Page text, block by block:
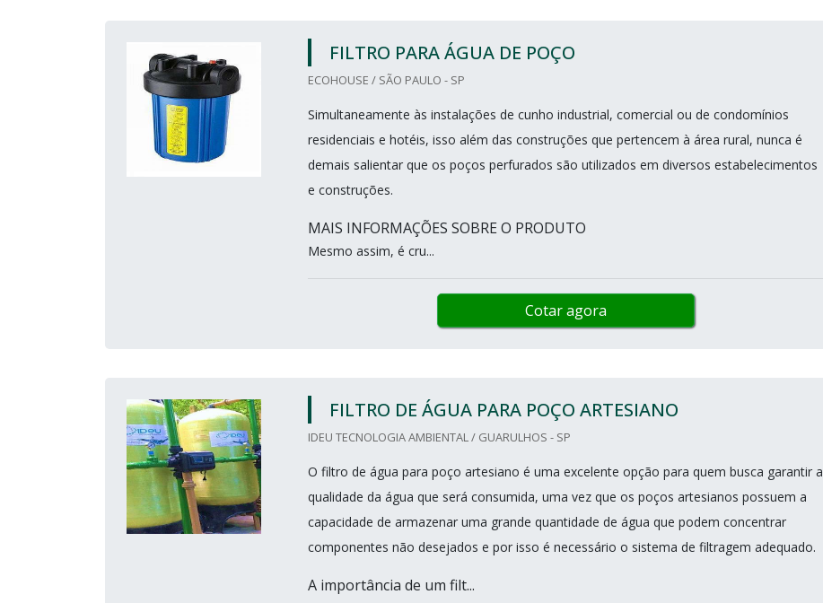
FILTRO PARA ÁGUA DE POÇO
ECOHOUSE / SÃO PAULO - SP
Simultaneamente às instalações de cunho industrial, comercial ou de condomínios
residenciais e hotéis, isso além das construções que pertencem à área rural, nunca é
demais salientar que os poços perfurados são utilizados em diversos estabelecimentos
e construções.
MAIS INFORMAÇÕES SOBRE O PRODUTO
Mesmo assim, é cru...
Cotar agora
FILTRO DE ÁGUA PARA POÇO ARTESIANO
IDEU TECNOLOGIA AMBIENTAL / GUARULHOS - SP
O filtro de água para poço artesiano é uma excelente opção para quem busca garantir a
qualidade da água que será consumida, uma vez que os poços artesianos possuem a
capacidade de armazenar uma grande quantidade de água que podem concentrar
componentes não desejados e por isso é necessário o sistema de filtragem adequado.
A importância de um filt...